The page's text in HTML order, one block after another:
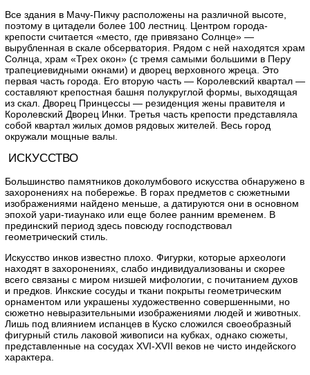
Все здания в Мачу-Пикчу расположены на различной высоте,
поэтому в цитадели более 100 лестниц. Центром города-
крепости считается «место, где привязано Солнце» —
вырубленная в скале обсерватория. Рядом с ней находятся храм
Солнца, храм «Трех окон» (с тремя самыми большими в Перу
трапециевидными окнами) и дворец верховного жреца. Это
первая часть города. Его вторую часть — Королевский квартал —
составляют крепостная башня полукруглой формы, выходящая
из скал. Дворец Принцессы — резиденция жены правителя и
Королевский Дворец Инки. Третья часть крепости представляла
собой квартал жилых домов рядовых жителей. Весь город
окружали мощные валы.
ИСКУССТВО
Большинство памятников доколумбового искусства обнаружено в
захоронениях на побережье. В горах предметов с сюжетными
изображениями найдено меньше, а датируются они в основном
эпохой уари-тиаунако или еще более ранним временем. В
прединский период здесь повсюду господствовал
геометрический стиль.
Искусство инков известно плохо. Фигурки, которые археологи
находят в захоронениях, слабо индивидуализованы и скорее
всего связаны с миром низшей мифологии, с почитанием духов
и предков. Инкские сосуды и ткани покрыты геометрическим
орнаментом или украшены художественно совершенными, но
сюжетно невыразительными изображениями людей и животных.
Лишь под влиянием испанцев в Куско сложился своеобразный
фигурный стиль лаковой живописи на кубках, однако сюжеты,
представленные на сосудах XVI-XVII веков не чисто индейского
характера.